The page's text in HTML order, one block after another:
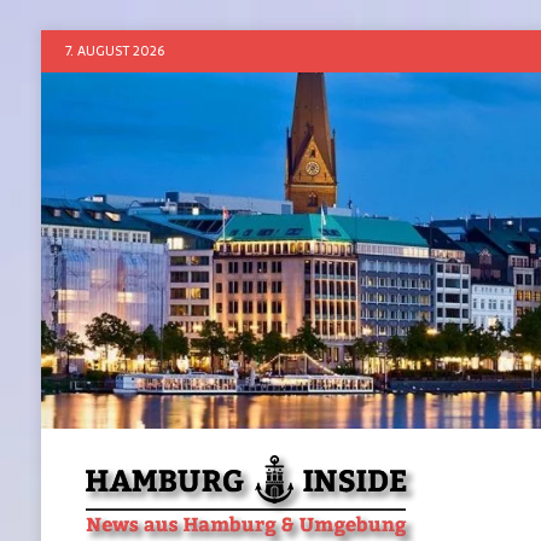
7. AUGUST 2026